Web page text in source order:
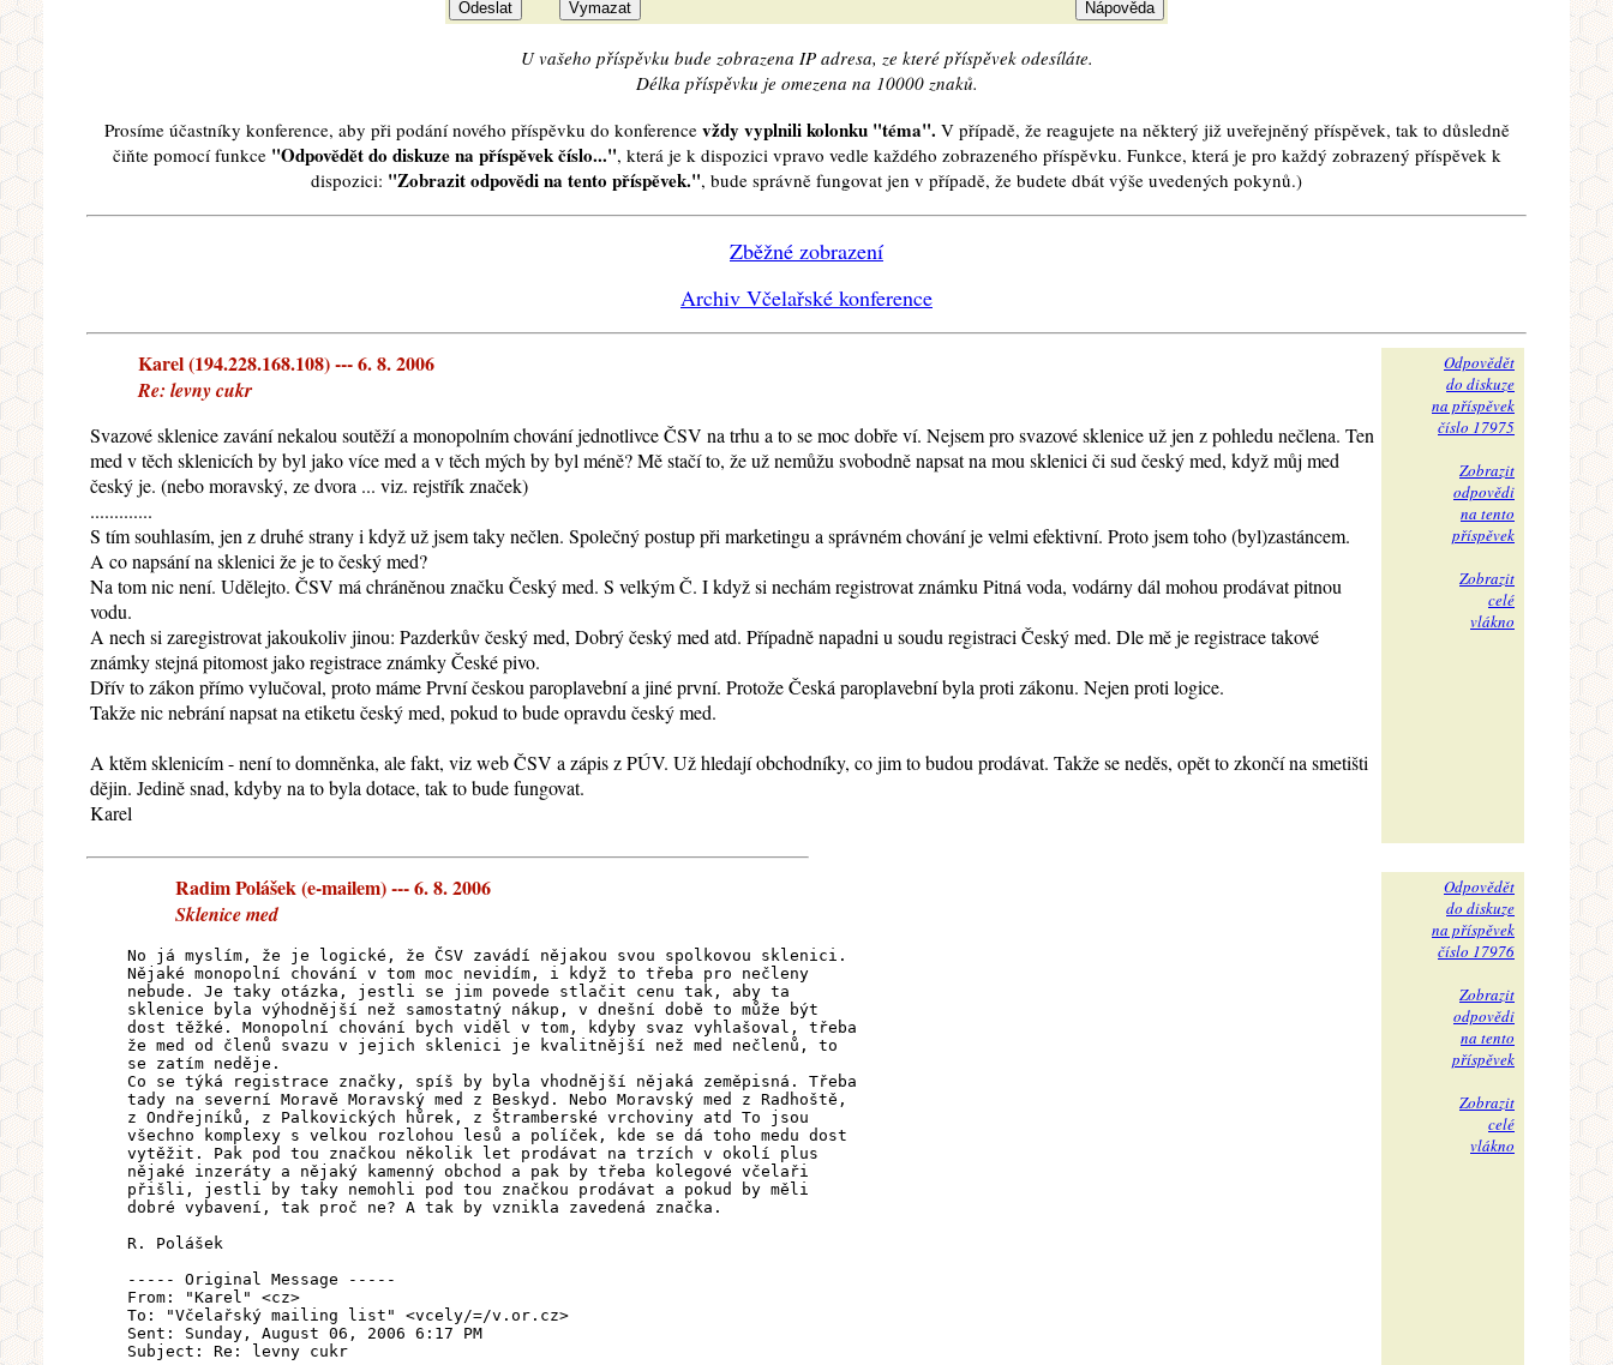
U vašeho příspěvku bude zobrazena IP adresa, ze které příspěvek odesíláte.
Délka příspěvku je omezena na 10000 znaků.
Prosíme účastníky konference, aby při podání nového příspěvku do konference vždy vyplnili kolonku "téma". V případě, že reagujete na některý již uveřejněný příspěvek, tak to důsledně
čiňte pomocí funkce "Odpovědět do diskuze na příspěvek číslo...", která je k dispozici vpravo vedle každého zobrazeného příspěvku. Funkce, která je pro každý zobrazený příspěvek k
dispozici: "Zobrazit odpovědi na tento příspěvek.", bude správně fungovat jen v případě, že budete dbát výše uvedených pokynů.)
Zběžné zobrazení
Archiv Včelařské konference
Karel (194.228.168.108) --- 6. 8. 2006
Re: levny cukr
Svazové sklenice zavání nekalou soutěží a monopolním chování jednotlivce ČSV na trhu a to se moc dobře ví. Nejsem pro svazové sklenice už jen z pohledu nečlena. Ten
med v těch sklenicích by byl jako více med a v těch mých by byl méně? Mě stačí to, že už nemůžu svobodně napsat na mou sklenici či sud český med, když můj med
český je. (nebo moravský, ze dvora ... viz. rejstřík značek)
.............
S tím souhlasím, jen z druhé strany i když už jsem taky nečlen. Společný postup při marketingu a správném chování je velmi efektivní. Proto jsem toho (byl)zastáncem.
A co napsání na sklenici že je to český med?
Na tom nic není. Udělejto. ČSV má chráněnou značku Český med. S velkým Č. I když si nechám registrovat známku Pitná voda, vodárny dál mohou prodávat pitnou
vodu.
A nech si zaregistrovat jakoukoliv jinou: Pazderkův český med, Dobrý český med atd. Případně napadni u soudu registraci Český med. Dle mě je registrace takové
známky stejná pitomost jako registrace známky České pivo.
Dřív to zákon přímo vylučoval, proto máme První českou paroplavební a jiné první. Protože Česká paroplavební byla proti zákonu. Nejen proti logice.
Takže nic nebrání napsat na etiketu český med, pokud to bude opravdu český med.
A ktěm sklenicím - není to domněnka, ale fakt, viz web ČSV a zápis z PÚV. Už hledají obchodníky, co jim to budou prodávat. Takže se neděs, opět to zkončí na smetišti
dějin. Jedině snad, kdyby na to byla dotace, tak to bude fungovat.
Karel
Odpovědět
do diskuze
na příspěvek
číslo 17975
Zobrazit
odpovědi
na tento
příspěvek
Zobrazit
celé
vlákno
Radim Polášek (e-mailem) --- 6. 8. 2006
Sklenice med
No já myslím, že je logické, že ČSV zavádí nějakou svou spolkovou sklenici.
Nějaké monopolní chování v tom moc nevidím, i když to třeba pro nečleny
nebude. Je taky otázka, jestli se jim povede stlačit cenu tak, aby ta
sklenice byla výhodnější než samostatný nákup, v dnešní době to může být
dost těžké. Monopolní chování bych viděl v tom, kdyby svaz vyhlašoval, třeba
že med od členů svazu v jejich sklenici je kvalitnější než med nečlenů, to
se zatím neděje.
Co se týká registrace značky, spíš by byla vhodnější nějaká zeměpisná. Třeba
tady na severní Moravě Moravský med z Beskyd. Nebo Moravský med z Radhoště,
z Ondřejníků, z Palkovických hůrek, z Štramberské vrchoviny atd To jsou
všechno komplexy s velkou rozlohou lesů a políček, kde se dá toho medu dost
vytěžit. Pak pod tou značkou několik let prodávat na trzích v okolí plus
nějaké inzeráty a nějaký kamenný obchod a pak by třeba kolegové včelaři
přišli, jestli by taky nemohli pod tou značkou prodávat a pokud by měli
dobré vybavení, tak proč ne? A tak by vznikla zavedená značka.
R. Polášek
----- Original Message -----
From: "Karel" <cz>
To: "Včelařský mailing list" <vcely/=/v.or.cz>
Sent: Sunday, August 06, 2006 6:17 PM
Subject: Re: levny cukr
Odpovědět
do diskuze
na příspěvek
číslo 17976
Zobrazit
odpovědi
na tento
příspěvek
Zobrazit
celé
vlákno